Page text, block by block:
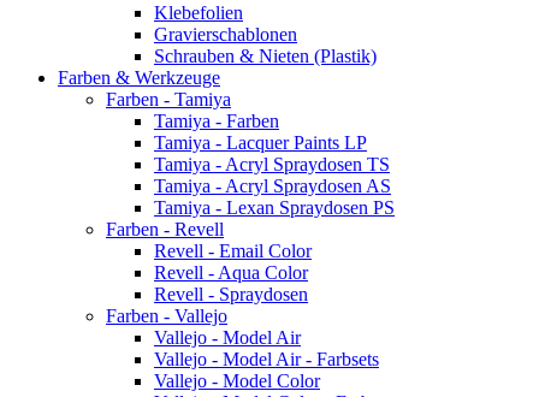
Klebefolien
Gravierschablonen
Schrauben & Nieten (Plastik)
Farben & Werkzeuge
Farben - Tamiya
Tamiya - Farben
Tamiya - Lacquer Paints LP
Tamiya - Acryl Spraydosen TS
Tamiya - Acryl Spraydosen AS
Tamiya - Lexan Spraydosen PS
Farben - Revell
Revell - Email Color
Revell - Aqua Color
Revell - Spraydosen
Farben - Vallejo
Vallejo - Model Air
Vallejo - Model Air - Farbsets
Vallejo - Model Color